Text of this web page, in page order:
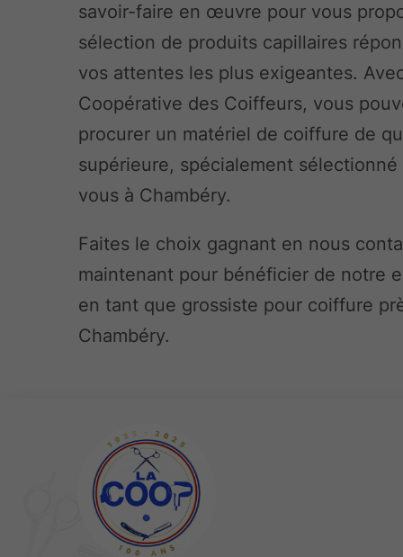
savoir-faire en œuvre pour vous
sélection de produits capillaires
vos attentes les plus exigeantes.
Coopérative des Coiffeurs, vous
procurer un matériel de coiffure de
supérieure, spécialement sélectionné
vous à Chambéry.
Faites le choix gagnant en nous
maintenant pour bénéficier de notre
en tant que grossiste pour coiffure
Chambéry.